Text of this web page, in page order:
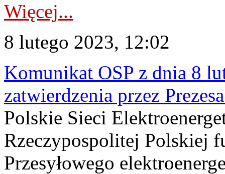
Więcej...
8 lutego 2023, 12:02
Komunikat OSP z dnia 8
zatwierdzenia przez
Polskie Sieci
Rzeczypospolitej Polskiej
Przesyłowego